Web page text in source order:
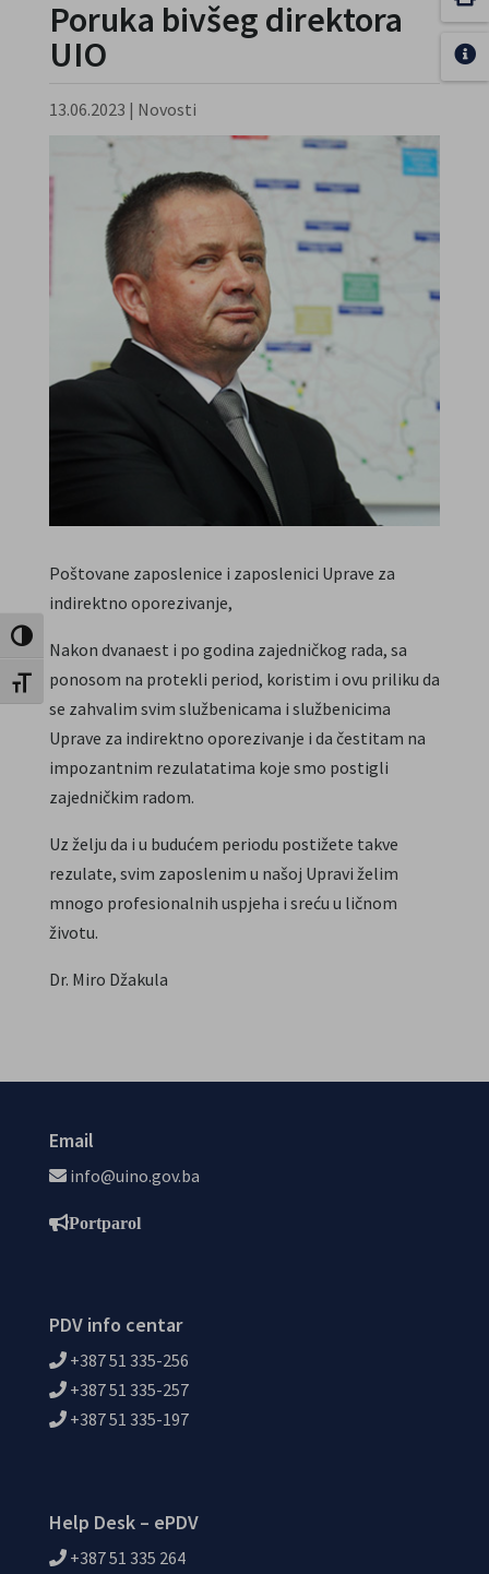
Toggle High Contrast
Toggle Font size
Poruka bivšeg direktora
UIO
13.06.2023 | Novosti
Poštovane zaposlenice i zaposlenici Uprave za
indirektno oporezivanje,
Nakon dvanaest i po godina zajedničkog rada, sa
ponosom na protekli period, koristim i ovu priliku da
se zahvalim svim službenicama i službenicima
Uprave za indirektno oporezivanje i da čestitam na
impozantnim rezulatatima koje smo postigli
zajedničkim radom.
Uz želju da i u budućem periodu postižete takve
rezulate, svim zaposlenim u našoj Upravi želim
mnogo profesionalnih uspjeha i sreću u ličnom
životu.
Dr. Miro Džakula
Email
info@uino.gov.ba
Portparol
PDV info centar
+387 51 335-256
+387 51 335-257
+387 51 335-197
Help Desk – ePDV
+387 51 335 264